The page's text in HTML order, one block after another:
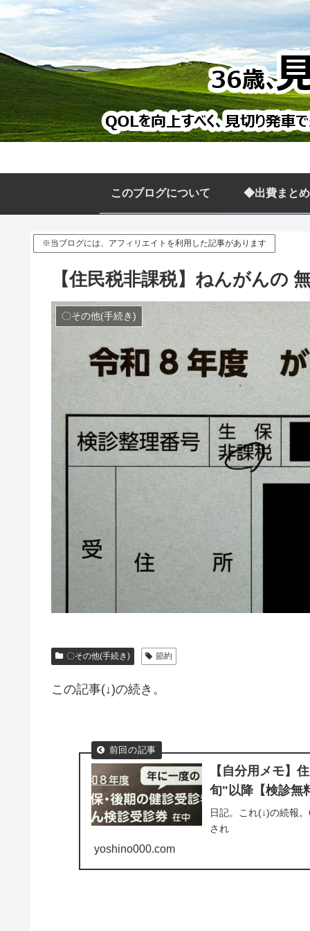
このブログについて ◆出費まと
※当ブログには、アフィリエイトを利用した記事があります
【住民税非課税】ねんがんの
〇その他(手続き)
〇その他(手続き) 節約
この記事(↓)の続き。
【自分用メモ】
旬"以降【検診無
日記。これ(↓)の続報
され
yoshino000.com